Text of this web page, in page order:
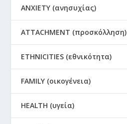
ANXIETY (ανησυχίας)
ATTACHMENT (προσκόλληση)
ETHNICITIES (εθνικότητα)
FAMILY (οικογένεια)
HEALTH (υγεία)